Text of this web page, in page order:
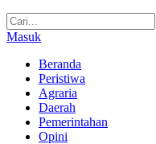
Masuk
Beranda
Peristiwa
Agraria
Daerah
Pemerintahan
Opini